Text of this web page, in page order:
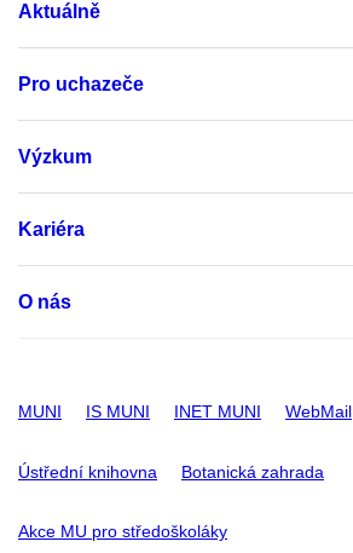
Aktuálně
Pro uchazeče
Výzkum
Kariéra
O nás
MUNI IS MUNI INET MUNI WebMail
Ústřední knihovna Botanická zahrada
Akce MU pro středoškoláky